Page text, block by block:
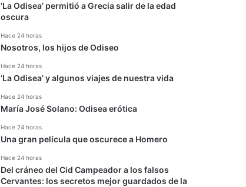
‘La Odisea’ permitió a Grecia salir de la edad
oscura
Hace 24 horas
Nosotros, los hijos de Odiseo
Hace 24 horas
‘La Odisea’ y algunos viajes de nuestra vida
Hace 24 horas
María José Solano: Odisea erótica
Hace 24 horas
Una gran película que oscurece a Homero
Hace 24 horas
Del cráneo del Cid Campeador a los falsos
Cervantes: los secretos mejor guardados de la